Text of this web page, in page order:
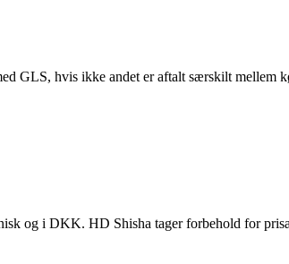
GLS, hvis ikke andet er aftalt særskilt mellem
og i DKK. HD Shisha tager forbehold for